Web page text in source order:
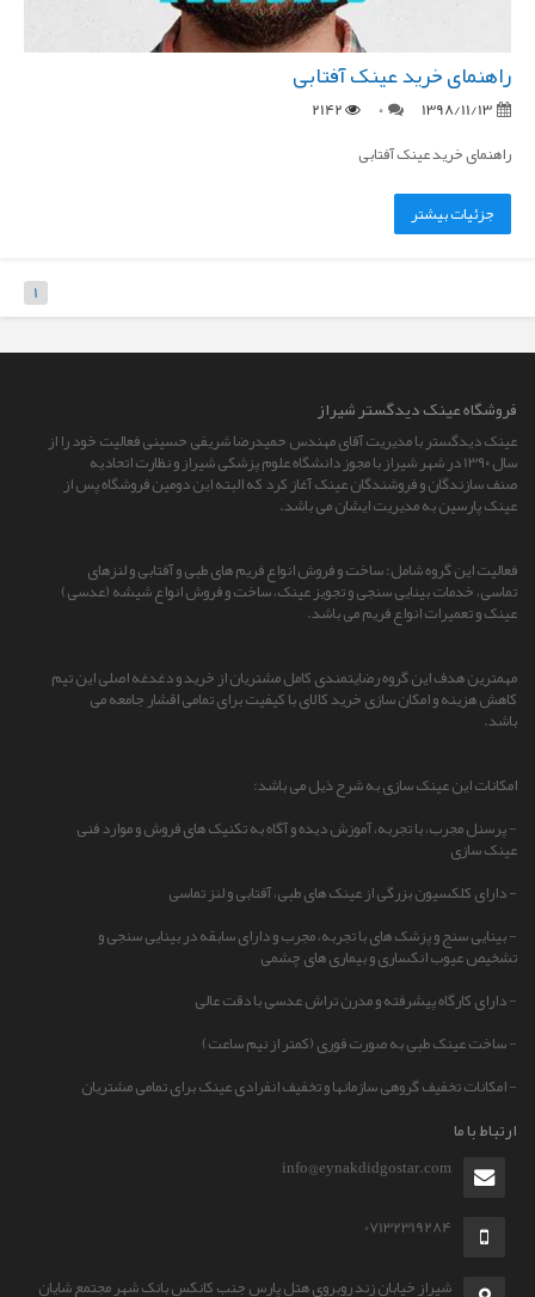
راهنمای خرید عینک آفتابی
1398/11/13
0
راهنمای خرید عینک آفتابی
جزئیات بیشتر
1
فروشگاه عينک ديدگستر شيراز
عینک دیدگستر با مدیریت آقای مهندس حمیدرضا شریفی حسینی فعالیت خود را از
سال 13۹۰ در شهر شیراز با مجوز دانشگاه علوم پزشکی شیراز و نظارت اتحادیه
صنف سازندگان و فروشندگان عینک آغاز کرد که البته این دومین فروشگاه پس از
عینک پارسین به مدیریت ایشان می باشد.
فعالیت این گروه شامل: ساخت و فروش انواع فریم های طبی و آفتابی و لنزهای
تماسی، خدمات بینایی سنجی و تجویز عینک، ساخت و فروش انواع شیشه (عدسی)
عینک و تعمیرات انواع فریم می باشد.
مهمترین هدف این گروه رضایتمندی کامل مشتریان از خرید و دغدغه اصلی این تیم
کاهش هزینه و امکان سازی خرید کالای با کیفیت برای تمامی اقشار جامعه می
باشد.
امکانات این عینک سازی به شرح ذیل می باشد:
- پرسنل مجرب، با تجربه، آموزش دیده و آگاه به تکنیک های فروش و موارد فنی
عینک سازی
- دارای کلکسیون بزرگی از عینک های طبی، آفتابی و لنز تماسی
- بینایی سنج و پزشک های با تجربه، مجرب و دارای سابقه در بینایی سنجی و
تشخیص عیوب انکساری و بیماری های چشمی
- دارای کارگاه پیشرفته و مدرن تراش عدسی با دقت عالی
- ساخت عینک طبی به صورت فوری (کمتر از نیم ساعت)
- امکانات تخفیف گروهی سازمانها و تخفیف انفرادی عینک برای تمامی مشتریان
ارتباط با ما
info@eynakdidgostar.com
07132319284
شیراز خیابان زند روبروی هتل پارس جنب کانکس بانک شهر مجتمع شایان